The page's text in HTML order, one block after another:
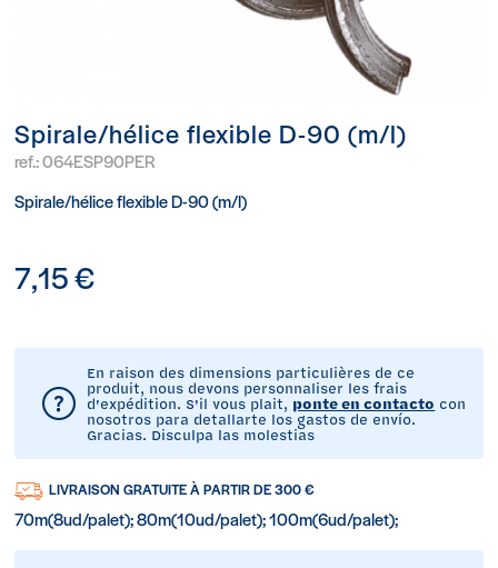
Spirale/hélice flexible D-90 (m/l)
ref.:064ESP90PER
Spirale/hélice flexible D-90 (m/l)
7,15 €
En raison des dimensions particulières de ce
produit, nous devons personnaliser les frais
d'expédition. S'il vous plait, ponte en contacto con
nosotros para detallarte los gastos de envío.
Gracias. Disculpa las molestias
LIVRAISON GRATUITE À PARTIR DE 300 €
70m(8ud/palet); 80m(10ud/palet); 100m(6ud/palet);